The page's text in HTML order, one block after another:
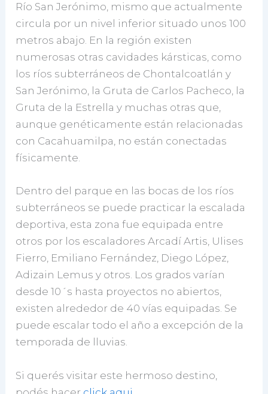
Río San Jerónimo, mismo que actualmente
circula por un nivel inferior situado unos 100
metros abajo. En la región existen
numerosas otras cavidades kársticas, como
los ríos subterráneos de Chontalcoatlán y
San Jerónimo, la Gruta de Carlos Pacheco, la
Gruta de la Estrella y muchas otras que,
aunque genéticamente están relacionadas
con Cacahuamilpa, no están conectadas
físicamente.
Dentro del parque en las bocas de los ríos
subterráneos se puede practicar la escalada
deportiva, esta zona fue equipada entre
otros por los escaladores Arcadí Artis, Ulises
Fierro, Emiliano Fernández, Diego López,
Adizain Lemus y otros. Los grados varían
desde 10´s hasta proyectos no abiertos,
existen alrededor de 40 vías equipadas. Se
puede escalar todo el año a excepción de la
temporada de lluvias.
Si querés visitar este hermoso destino,